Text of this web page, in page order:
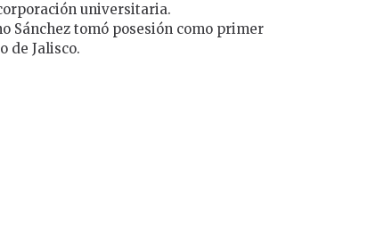
universitaria.
Sánchez tomó posesión como primer
de Jalisco.